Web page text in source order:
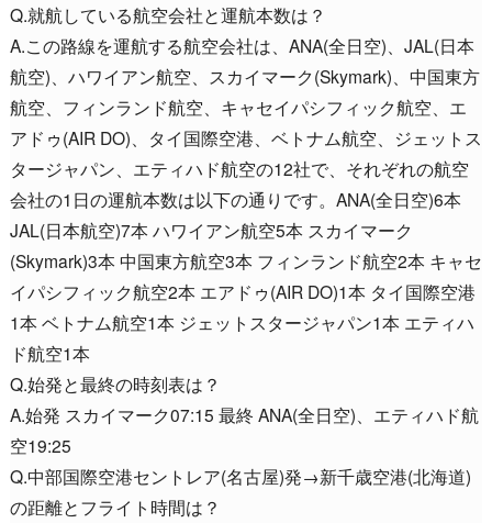
Q.就航している航空会社と運航本数は？
A.この路線を運航する航空会社は、ANA(全日空)、JAL(日本
航空)、ハワイアン航空、スカイマーク(Skymark)、中国東方
航空、フィンランド航空、キャセイパシフィック航空、エ
アドゥ(AIR DO)、タイ国際空港、ベトナム航空、ジェットス
タージャパン、エティハド航空の12社で、それぞれの航空
会社の1日の運航本数は以下の通りです。ANA(全日空)6本
JAL(日本航空)7本 ハワイアン航空5本 スカイマーク
(Skymark)3本 中国東方航空3本 フィンランド航空2本 キャセ
イパシフィック航空2本 エアドゥ(AIR DO)1本 タイ国際空港
1本 ベトナム航空1本 ジェットスタージャパン1本 エティハ
ド航空1本
Q.始発と最終の時刻表は？
A.始発 スカイマーク07:15 最終 ANA(全日空)、エティハド航
空19:25
Q.中部国際空港セントレア(名古屋)発→新千歳空港(北海道)
の距離とフライト時間は？